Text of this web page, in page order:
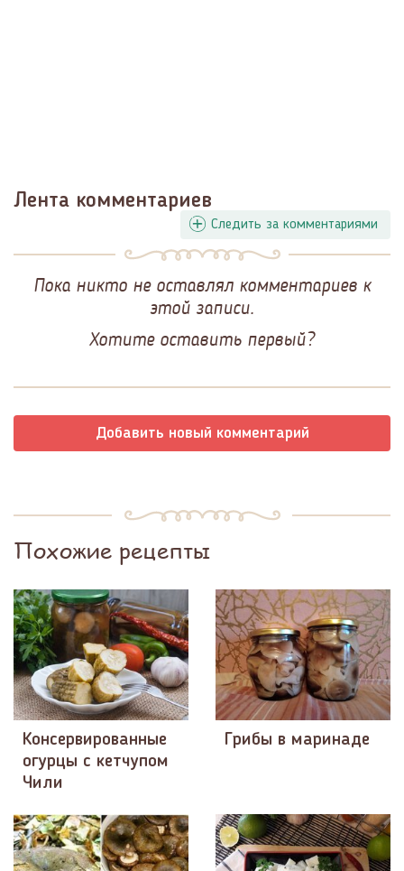
Лента комментариев
Следить за комментариями
Пока никто не оставлял комментариев к
этой записи.
Хотите оставить первый?
Добавить новый комментарий
Похожие рецепты
Консервированные
огурцы с кетчупом
Чили
Грибы в маринаде